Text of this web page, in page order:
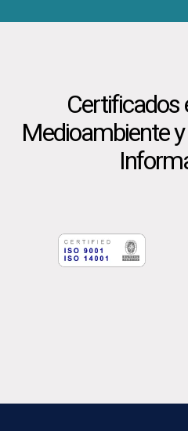
Certificados
Medioambiente